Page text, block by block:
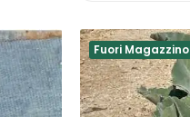
Fuori Magazzino